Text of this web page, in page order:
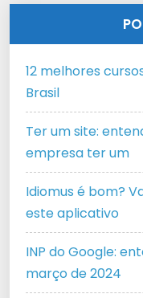
12 melhores
Brasil
Ter um site:
empresa ter um
Idiomus é bom?
este aplicativo
INP do Google:
março de 2024